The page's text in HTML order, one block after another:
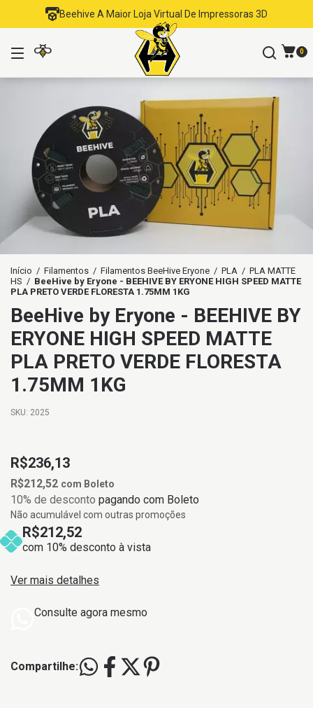
Beehive A Maior Loja Virtual De Impressoras 3D
0
Início / Filamentos / Filamentos BeeHive Eryone / PLA / PLA MATTE
HS / BeeHive by Eryone - BEEHIVE BY ERYONE HIGH SPEED MATTE
PLA PRETO VERDE FLORESTA 1.75MM 1KG
BeeHive by Eryone - BEEHIVE BY
ERYONE HIGH SPEED MATTE
PLA PRETO VERDE FLORESTA
1.75MM 1KG
SKU: 2025
R$236,13
R$212,52 com Boleto
10% de desconto pagando com Boleto
Não acumulável com outras promoções
R$212,52
com 10% desconto à vista
Ver mais detalhes
Consulte agora mesmo
Compartilhe: